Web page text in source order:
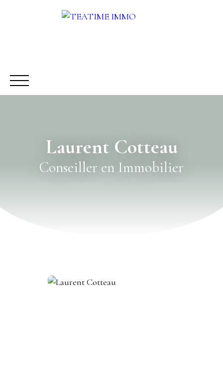
ACHETER LOUER VENDRE AUTRES SERVICES
Laurent Cotteau
Conseiller en Immobilier